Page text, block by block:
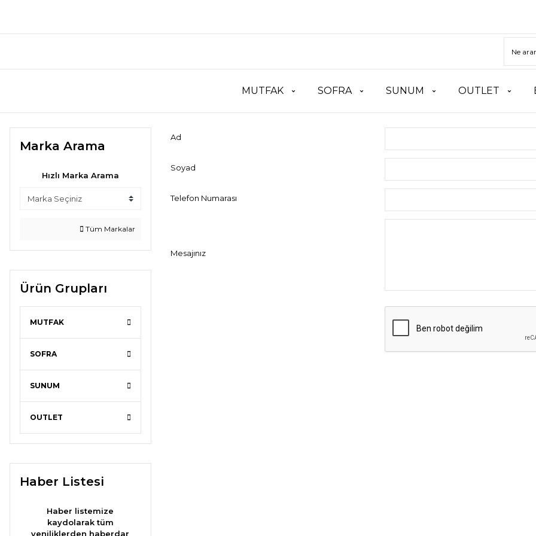
MUTFAK SOFRA SUNUM OUTLET
Marka Arama
Hızlı Marka Arama
Tüm Markalar
Ürün Grupları
MUTFAK
SOFRA
SUNUM
OUTLET
Haber Listesi
Haber listemize
kaydolarak tüm
yeniliklerden haberdar
Ad
Soyad
Telefon Numarası
Mesajınız